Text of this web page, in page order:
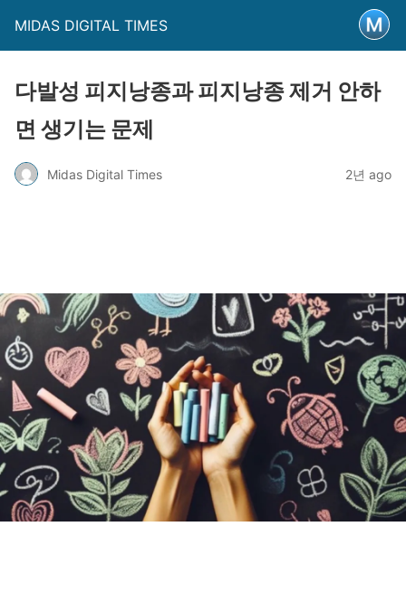
MIDAS DIGITAL TIMES
다발성 피지낭종과 피지낭종 제거 안하
면 생기는 문제
Midas Digital Times 2년 ago